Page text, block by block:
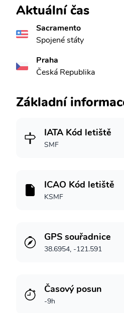
Aktuální čas
Sacramento
Spojené státy
Praha
Česká Republika
Základní
IATA Kód letiště
SMF
ICAO Kód letiště
KSMF
GPS souřadnice
38.6954, -121.591
Časový posun
-9h